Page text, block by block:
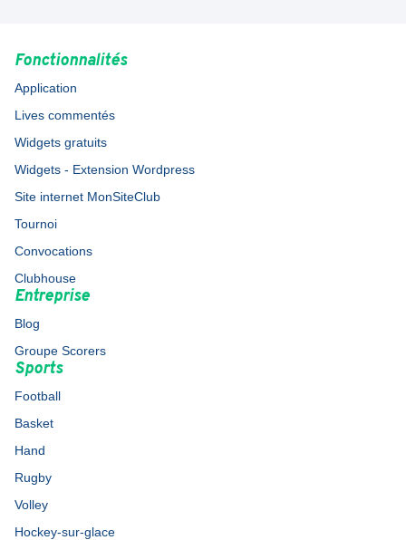
Fonctionnalités
Application
Lives commentés
Widgets gratuits
Widgets - Extension Wordpress
Site internet MonSiteClub
Tournoi
Convocations
Clubhouse
Entreprise
Blog
Groupe Scorers
Sports
Football
Basket
Hand
Rugby
Volley
Hockey-sur-glace